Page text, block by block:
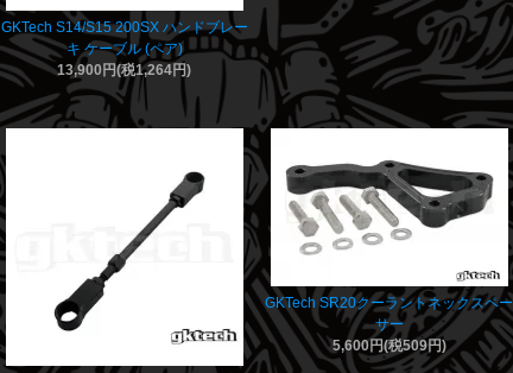
GKTech S14/S15 200SX ハンドブレー
キ ケーブル (ペア)
13,900円(税1,264円)
GKTech SR20クーラントネックスペー
サー
5,600円(税509円)